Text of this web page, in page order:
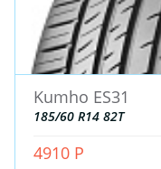
ШИНЫ
ДИСКИ
Kumho ES31
185/60 R14 82T
4910 Р